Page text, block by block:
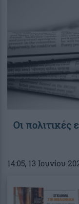
Οι πολιτικές
14:05, 13 Ιουνίου